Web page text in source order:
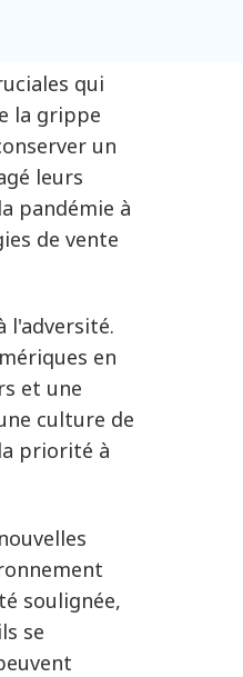
qui
la grippe
un
leurs
pandémie à
de vente
l'adversité.
en
et une
culture de
priorité à
soulignée,
se